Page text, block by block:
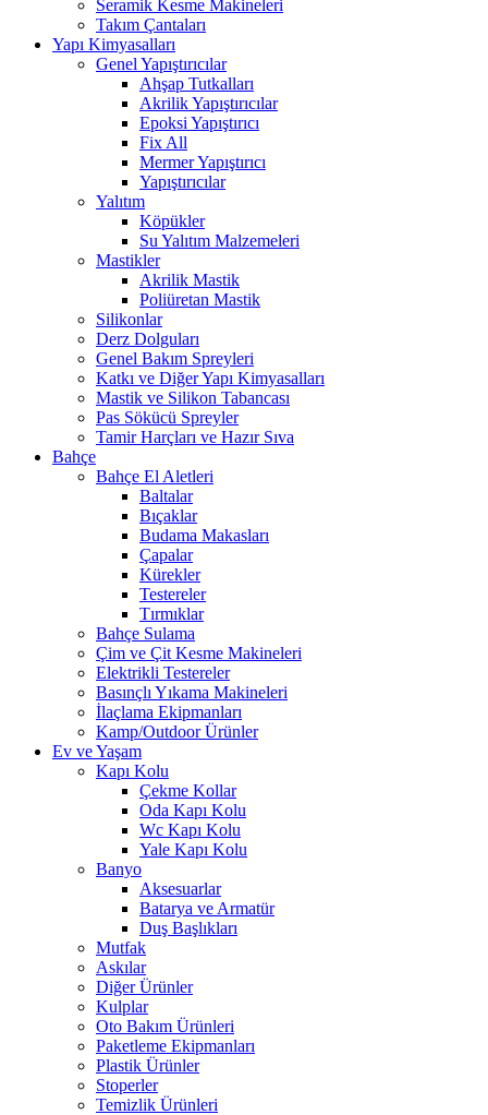
Seramik Kesme Makineleri
Takım Çantaları
Yapı Kimyasalları
Genel Yapıştırıcılar
Ahşap Tutkalları
Akrilik Yapıştırıcılar
Epoksi Yapıştırıcı
Fix All
Mermer Yapıştırıcı
Yapıştırıcılar
Yalıtım
Köpükler
Su Yalıtım Malzemeleri
Mastikler
Akrilik Mastik
Poliüretan Mastik
Silikonlar
Derz Dolguları
Genel Bakım Spreyleri
Katkı ve Diğer Yapı Kimyasalları
Mastik ve Silikon Tabancası
Pas Sökücü Spreyler
Tamir Harçları ve Hazır Sıva
Bahçe
Bahçe El Aletleri
Baltalar
Bıçaklar
Budama Makasları
Çapalar
Kürekler
Testereler
Tırmıklar
Bahçe Sulama
Çim ve Çit Kesme Makineleri
Elektrikli Testereler
Basınçlı Yıkama Makineleri
İlaçlama Ekipmanları
Kamp/Outdoor Ürünler
Ev ve Yaşam
Kapı Kolu
Çekme Kollar
Oda Kapı Kolu
Wc Kapı Kolu
Yale Kapı Kolu
Banyo
Aksesuarlar
Batarya ve Armatür
Duş Başlıkları
Mutfak
Askılar
Diğer Ürünler
Kulplar
Oto Bakım Ürünleri
Paketleme Ekipmanları
Plastik Ürünler
Stoperler
Temizlik Ürünleri